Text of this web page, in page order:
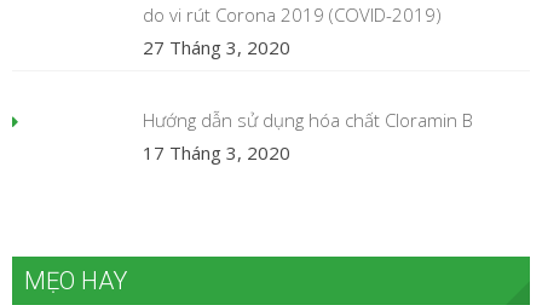
do vi rút Corona 2019 (COVID-2019)
27 Tháng 3, 2020
Hướng dẫn sử dụng hóa chất Cloramin B
17 Tháng 3, 2020
MẸO HAY